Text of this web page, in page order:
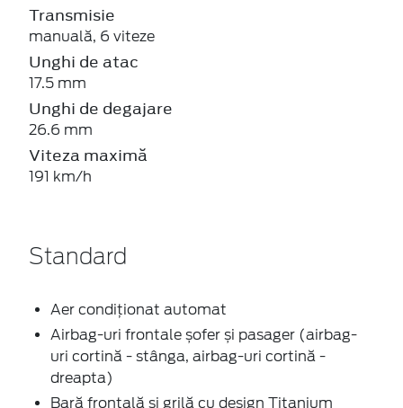
Transmisie
manuală, 6 viteze
Unghi de atac
17.5 mm
Unghi de degajare
26.6 mm
Viteza maximă
191 km/h
Standard
Aer condiționat automat
Airbag-uri frontale șofer și pasager (airbag-
uri cortină - stânga, airbag-uri cortină -
dreapta)
Bară frontală și grilă cu design Titanium